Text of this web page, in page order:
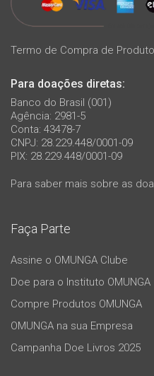
Termo de Compra de Produto
Para doações diretas:
Banco do Brasil (001)
Agência: 2981-5
Conta: 43478-7
CNPJ: 28.229.448/0001-09
PIX: 28.229.448/0001-09
Para saber mais sobre as
Faça Parte
Assine o OMUNGA Clube
Doe para o Instituto OMUNGA
Compre Produtos OMUNGA
OMUNGA na sua Empresa
Campanha Doe Livros 2025